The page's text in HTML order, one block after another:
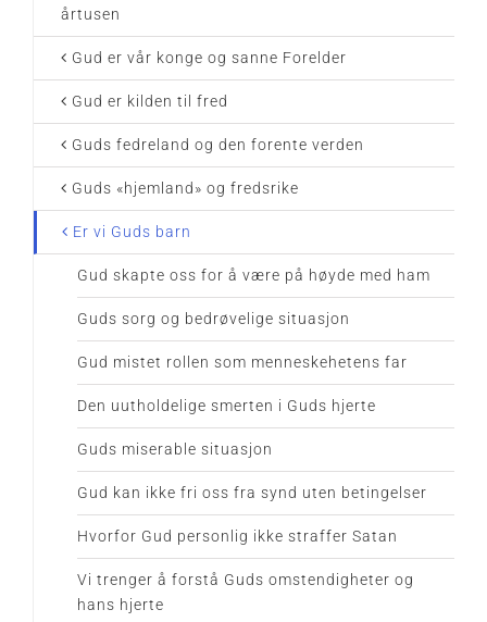
årtusen
Gud er vår konge og sanne Forelder
Gud er kilden til fred
Guds fedreland og den forente verden
Guds «hjemland» og fredsrike
Er vi Guds barn
Gud skapte oss for å være på høyde med ham
Guds sorg og bedrøvelige situasjon
Gud mistet rollen som menneskehetens far
Den uutholdelige smerten i Guds hjerte
Guds miserable situasjon
Gud kan ikke fri oss fra synd uten betingelser
Hvorfor Gud personlig ikke straffer Satan
Vi trenger å forstå Guds omstendigheter og
hans hjerte